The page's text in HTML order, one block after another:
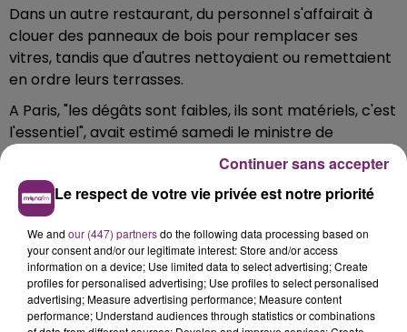
Dans un autre restaurant, du personnel s'affairait à
clouer des panneaux de bois pour remplacer ses
vitres, tandis que d'autres nettoyaient ou remettaient
en ordre leurs terrasses.
A Paris, "les dégâts sont faibles, ils sont matériels, c'est
l'essentiel", avait estimé samedi le ministre de
l'Intérieur Christophe Castaner. Il avait attribué les
violences à des "séditieux" de l'ultradroite" répondant
selon lui à l'appel de Marine Le Pen. 106.301 "gilets
jaunes" ont été recensés samedi à 17H00 dans toute la
France, contre 282.710 à la même heure lors de la
première journée de manifestations le 17 novembre, a
dénombré le ministre, évoquant un "fort
affaiblissement de la mobilisation".
Le respect de votre vie privée est notre priorité
We and our (447) partnersdo the following data processing based on
your consent and/or our legitimate interest: Store and/or access
information on a device; Use limited data to select advertising; Create
profiles for personalised advertising; Use profiles to select personalised
advertising; Measure advertising performance; Measure content
performance; Understand audiences through statistics or combinations
Continuer sans accepter